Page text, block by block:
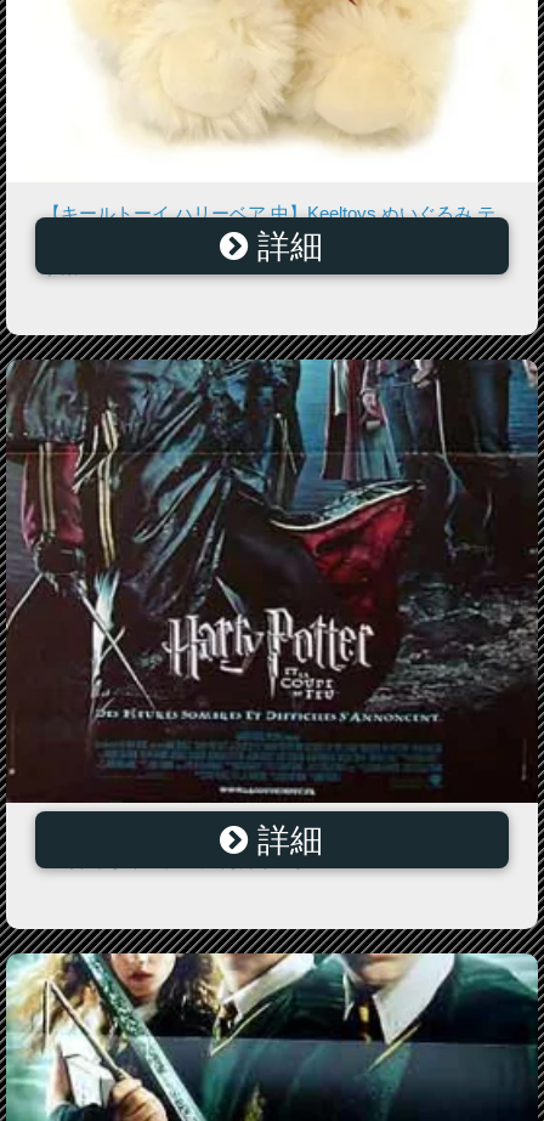
【キールトーイ ハリーベア 中】Keeltoys ぬいぐるみ テ
ディベア くま クマ グッズ 誕生日プレゼント ギフト■あ
詳細
ハリー・ポッターと炎のゴブレット ＝Sサイズ ポスタ
ー 映画 ヴィンテージ 海外ポスター
詳細